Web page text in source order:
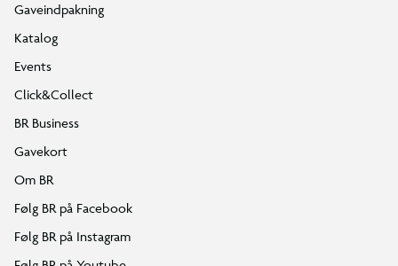
Gaveindpakning
Katalog
Events
Click&Collect
BR Business
Gavekort
Om BR
Følg BR på Facebook
Følg BR på Instagram